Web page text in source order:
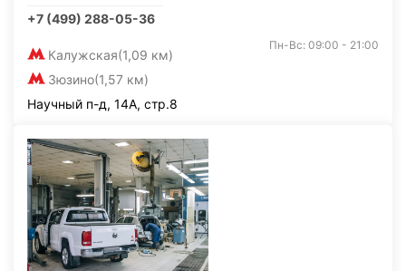
+7 (499) 288-05-36
Калужская(1,09 км)
Зюзино(1,57 км)
Пн-Вс: 09:00 - 21:00
Научный п-д, 14А, стр.8